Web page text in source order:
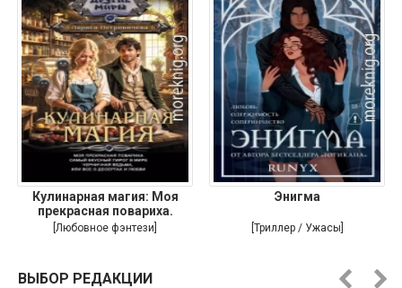
Кулинарная магия: Моя
прекрасная повариха.
Самый
[Любовное фэнтези]
Энигма
[Триллер / Ужасы]
ВЫБОР РЕДАКЦИИ